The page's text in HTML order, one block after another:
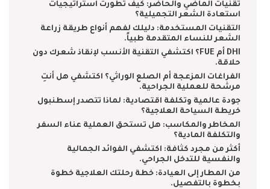
تقنيات الماضي والحاضر: كيف تطورت استراتيجيات
استعادة الشعر التجميلية؟
التقنيات المستخدمة: دليلك لفهم أنواع طريقة زراعة
الشعر للنساء المتقدمة طبياً.
DHI أم FUE؟ اكتشفي التقنية الأنسب لإنقاذ شعرك دون
حلاقة.
الفراغات المزعجة أم الصلع الوراثي؟ اكتشفي هل أنتِ
مرشحة للعملية الجراحية.
جودة عالمية وتكلفة اقتصادية: لماذا تتصدر إسطنبول
خريطة السياحة العلاجية؟
المخاطر والمكاسب: هل تستحق العملية عناء السفر
والتكلفة المادية؟
أكثر من مجرد كثافة: اكتشفي الفوائد الجمالية
والنفسية للتدخل الجراحي.
من المطار إلى العيادة: خطة رحلتك العلاجية خطوة
بخطوة بالتفصيل.